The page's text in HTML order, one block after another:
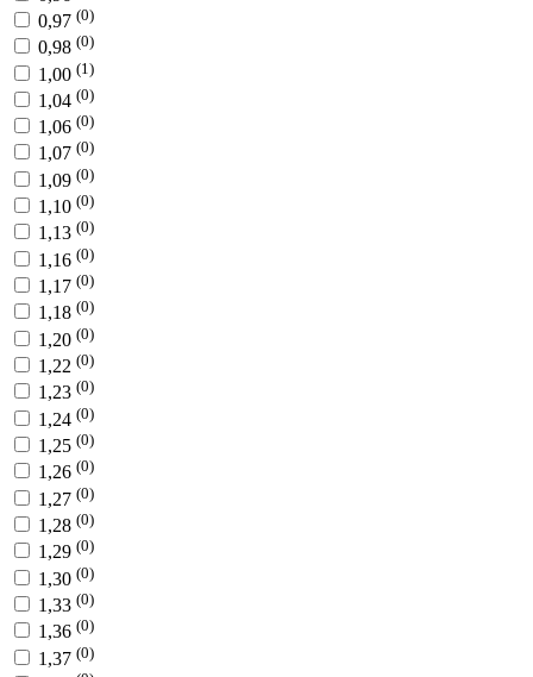
0,97 (0)
0,98 (0)
1,00 (1)
1,04 (0)
1,06 (0)
1,07 (0)
1,09 (0)
1,10 (0)
1,13 (0)
1,16 (0)
1,17 (0)
1,18 (0)
1,20 (0)
1,22 (0)
1,23 (0)
1,24 (0)
1,25 (0)
1,26 (0)
1,27 (0)
1,28 (0)
1,29 (0)
1,30 (0)
1,33 (0)
1,36 (0)
1,37 (0)